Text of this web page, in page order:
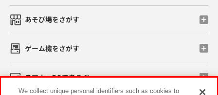
あそび場をさがす
ゲーム機をさがす
スマホ・PCであそぶ
We collect unique personal identifiers such as cookies to